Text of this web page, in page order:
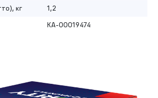
кг
1,2
КА-00019474